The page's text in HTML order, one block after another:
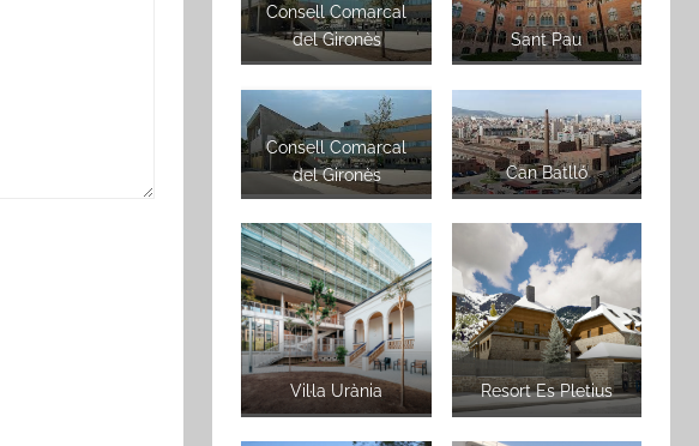
Consell Comarcal
del Gironès
Sant Pau
Consell Comarcal
del Gironès
Can Batlló
Vil·la Urània Resort Es Pletius